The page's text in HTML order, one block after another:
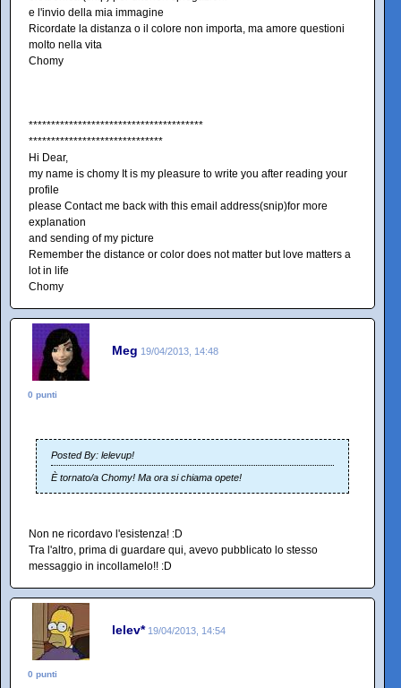
e l'invio della mia immagine
Ricordate la distanza o il colore non importa, ma amore questioni
molto nella vita
Chomy
***************************************
******************************
Hi Dear,
my name is chomy It is my pleasure to write you after reading your
profile
please Contact me back with this email address(snip)for more
explanation
and sending of my picture
Remember the distance or color does not matter but love matters a
lot in life
Chomy
Meg 19/04/2013, 14:48
0 punti
Posted By: lelevup!
È tornato/a Chomy! Ma ora si chiama opete!
Non ne ricordavo l'esistenza! :D
Tra l'altro, prima di guardare qui, avevo pubblicato lo stesso
messaggio in incollamelo!! :D
lelev* 19/04/2013, 14:54
0 punti